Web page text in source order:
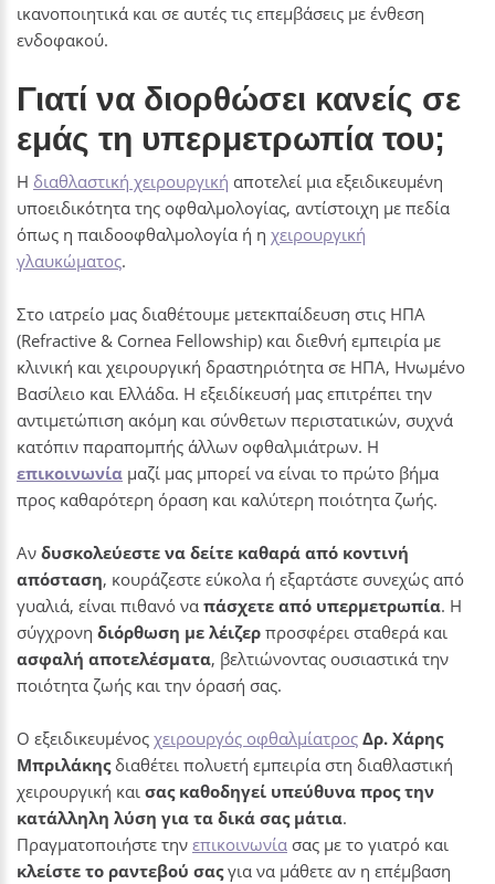
ικανοποιητικά και σε αυτές τις επεμβάσεις με ένθεση
ενδοφακού.
Γιατί να διορθώσει κανείς σε
εμάς τη υπερμετρωπία του;
Η διαθλαστική χειρουργική αποτελεί μια εξειδικευμένη
υποειδικότητα της οφθαλμολογίας, αντίστοιχη με πεδία
όπως η παιδοοφθαλμολογία ή η χειρουργική
γλαυκώματος.
Στο ιατρείο μας διαθέτουμε μετεκπαίδευση στις ΗΠΑ
(Refractive & Cornea Fellowship) και διεθνή εμπειρία με
κλινική και χειρουργική δραστηριότητα σε ΗΠΑ, Ηνωμένο
Βασίλειο και Ελλάδα. Η εξειδίκευσή μας επιτρέπει την
αντιμετώπιση ακόμη και σύνθετων περιστατικών, συχνά
κατόπιν παραπομπής άλλων οφθαλμιάτρων. Η
επικοινωνία μαζί μας μπορεί να είναι το πρώτο βήμα
προς καθαρότερη όραση και καλύτερη ποιότητα ζωής.
Αν δυσκολεύεστε να δείτε καθαρά από κοντινή
απόσταση, κουράζεστε εύκολα ή εξαρτάστε συνεχώς από
γυαλιά, είναι πιθανό να πάσχετε από υπερμετρωπία. Η
σύγχρονη διόρθωση με λέιζερ προσφέρει σταθερά και
ασφαλή αποτελέσματα, βελτιώνοντας ουσιαστικά την
ποιότητα ζωής και την όρασή σας.
Ο εξειδικευμένος χειρουργός οφθαλμίατρος Δρ. Χάρης
Μπριλάκηςδιαθέτει πολυετή εμπειρία στη διαθλαστική
χειρουργική και σας καθοδηγεί υπεύθυνα προς την
κατάλληλη λύση για τα δικά σας μάτια.
Πραγματοποιήστε την επικοινωνία σας με το γιατρό και
κλείστε το ραντεβού σαςγια να μάθετε αν η επέμβαση